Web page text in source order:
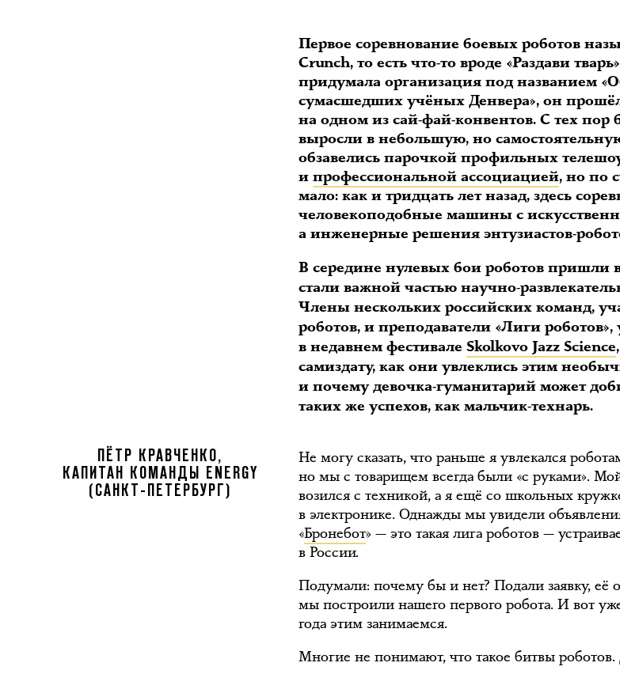
Первое соревнование боевых роботов
Crunch, то есть что-то вроде «Раздави
придумала организация под названием
сумасшедших учёных Денвера», он
на одном из сай-фай-конвентов. С тех пор
выросли в небольшую, но
обзавелись парочкой профильных
ипрофессиональной ассоциацией, но по
мало: как и тридцать лет назад, здесь
человекоподобные машины с
а инженерные решения энтузиастов-
В середине нулевых бои роботов пришли
стали важной частью научно-
Члены нескольких российских команд,
роботов, и преподаватели «Лиги роботов»,
в недавнем фестивалеSkolkovo Jazz Science
самиздату, как они увлеклись этим
и почему девочка-гуманитарий может
таких же успехов, как мальчик-технарь.
ПЁТР КРАВЧЕНКО,
КАПИТАН КОМАНДЫ ENERGY
(САНКТ-ПЕТЕРБУРГ)
Не могу сказать, что раньше я увлекался
но мы с товарищем всегда были «с руками».
возился с техникой, а я ещё со школьных
в электронике. Однажды мы увидели
«Бронебот» — это такая лига роботов —
в России.
Подумали: почему бы и нет? Подали заявку, её
мы построили нашего первого робота. И вот
года этим занимаемся.
Многие не понимают, что такое битвы